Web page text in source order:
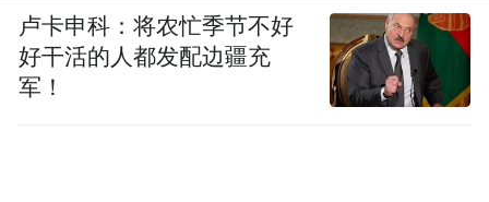
卢卡申科：将农忙季节不好
好干活的人都发配边疆充
军！